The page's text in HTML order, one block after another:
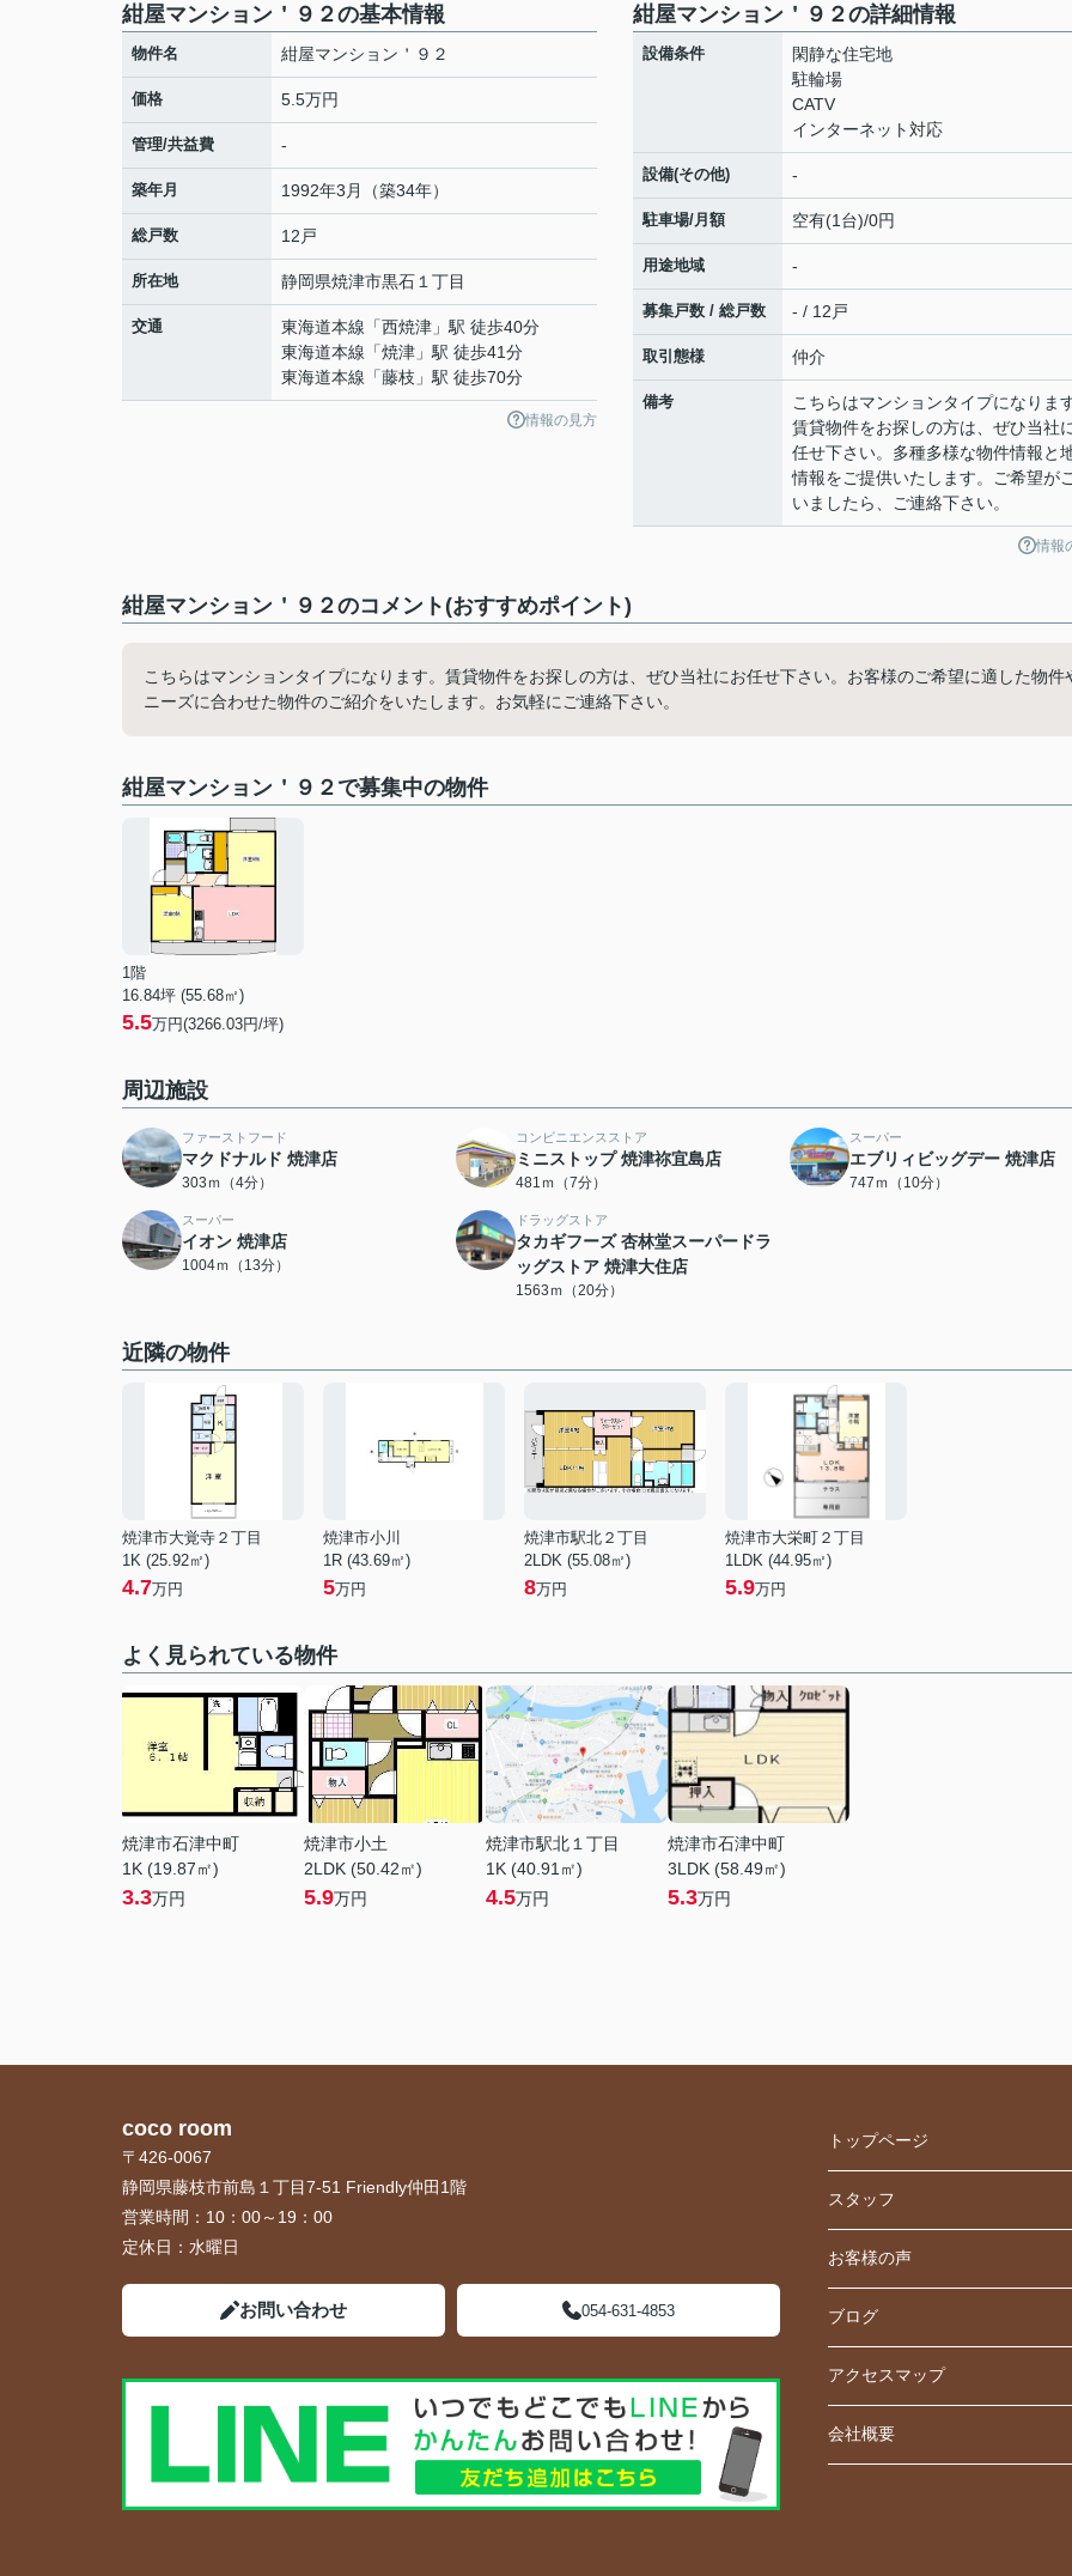
紺屋マンション＇９２の基本情報
物件名 紺屋マンション＇９２
価格 5.5万円
管理/共益費 -
築年月 1992年3月（築34年）
総戸数 12戸
所在地 静岡県焼津市黒石 １丁目
交通 東海道本線 「西焼津 」駅 徒歩40分
東海道本線 「焼津 」駅 徒歩41分
東海道本線 「藤枝 」駅 徒歩70分
情報の見方
紺屋マンション＇９２の詳細情報
設備条件
閑静な住宅地
駐輪場
CATV
インターネット対応
設備(その他) -
駐車場/月額 空有(1台)/0円
用途地域 -
募集戸数 / 総戸数 - / 12戸
取引態様 仲介
備考
こちらはマンションタイプになります
賃貸物件をお探しの方は、ぜひ当社
任せ下さい。多種多様な物件情報と
情報をご提供いたします。ご希望が
いましたら、ご連絡下さい。
情報
紺屋マンション＇９２のコメント(おすすめポイント)
こちらはマンションタイプになります。賃貸物件をお探しの方は、ぜひ当社にお任せ下さい。お客様のご希望に適した物件
ニーズに合わせた物件のご紹介をいたします。お気軽にご連絡下さい。
紺屋マンション＇９２で募集中の物件
1階
16.84坪 (55.68㎡)
5.5万円(3266.03円/坪)
周辺施設
ファーストフード
マクドナルド 焼津店
303ｍ（4分）
コンビニエンスストア
ミニストップ 焼津祢宜島店
481ｍ（7分）
スーパー
エブリィビッグデー 焼津店
747ｍ（10分）
スーパー
イオン 焼津店
1004ｍ（13分）
ドラッグストア
タカギフーズ 杏林堂スーパードラ
ッグストア 焼津大住店
1563ｍ（20分）
近隣の物件
焼津市大覚寺２丁目
1K (25.92㎡)
4.7万円
焼津市小川
1R (43.69㎡)
5万円
焼津市駅北２丁目
2LDK (55.08㎡)
8万円
焼津市大栄町２丁目
1LDK (44.95㎡)
5.9万円
よく見られている物件
焼津市石津中町
1K (19.87㎡)
3.3万円
焼津市小土
2LDK (50.42㎡)
5.9万円
焼津市駅北１丁目
1K (40.91㎡)
4.5万円
焼津市石津中町
3LDK (58.49㎡)
5.3万円
coco room
〒426-0067
静岡県藤枝市前島１丁目7-51 Friendly仲田1階
営業時間： 10：00～19：00
定休日： 水曜日
お問い合わせ 054-631-4853
トップページ
スタッフ
お客様の声
ブログ
アクセスマップ
会社概要